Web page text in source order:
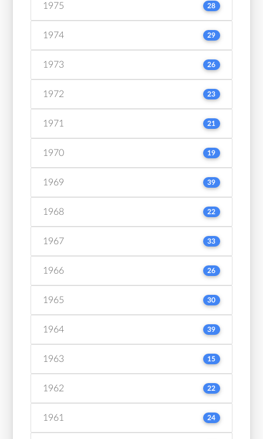
1975 28
1974 29
1973 26
1972 23
1971 21
1970 19
1969 39
1968 22
1967 33
1966 26
1965 30
1964 39
1963 15
1962 22
1961 24